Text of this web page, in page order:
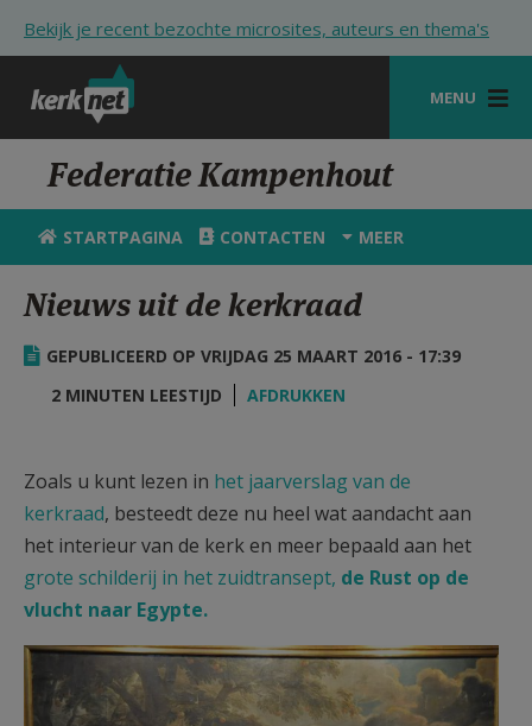
Bekijk je recent bezochte microsites, auteurs en thema's
MENU
STARTPAGINA
KERK
VIERINGEN
SHOP
ZOEKEN
MIJN PAROCHIE
AANMELDEN OF REGISTREREN
Federatie Kampenhout
STARTPAGINA CONTACTEN MEER
Nieuws uit de kerkraad
GEPUBLICEERD OP VRIJDAG 25 MAART 2016 - 17:39
2 MINUTEN LEESTIJD
AFDRUKKEN
Zoals u kunt lezen in het jaarverslag van de
kerkraad, besteedt deze nu heel wat aandacht aan
het interieur van de kerk en meer bepaald aan het
grote schilderij in het zuidtransept, de Rust op de
vlucht naar Egypte.